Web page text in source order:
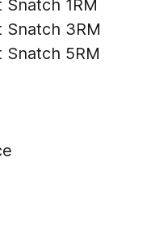
Snatch 1RM
Snatch 3RM
Snatch 5RM